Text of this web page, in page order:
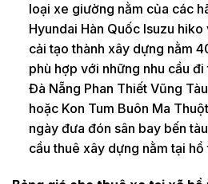
loại xe giường nằm của các
Hyundai Hàn Quốc Isuzu
cải tạo thành xây dựng nằm
phù hợp với những nhu cầu
Đà Nẵng Phan Thiết Vũng
hoặc Kon Tum Buôn Ma
ngày đưa đón sân bay bến
cầu thuê xây dựng nằm tại hồ